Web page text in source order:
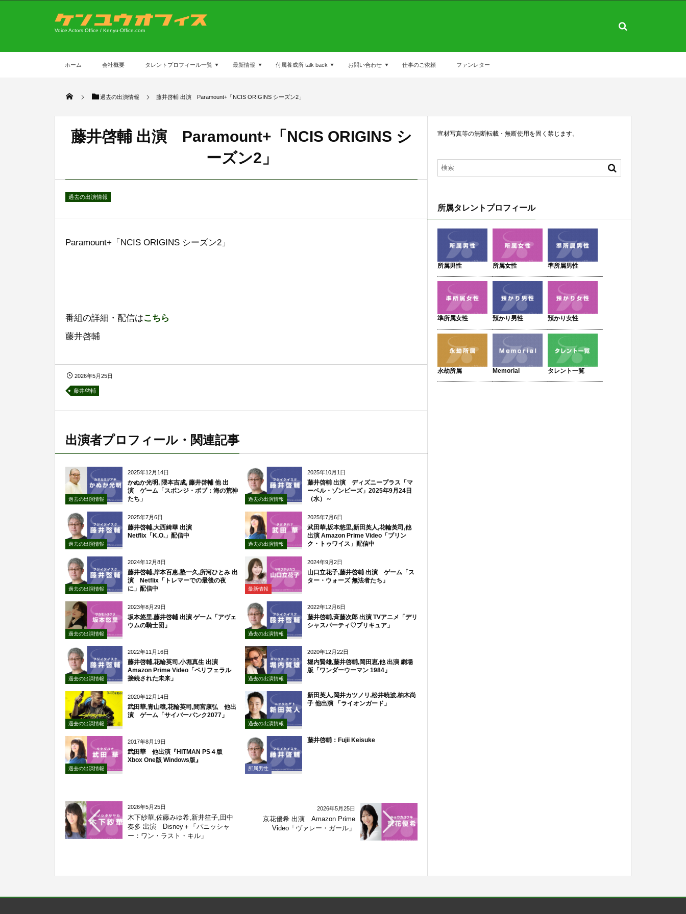
Voice Actors Office / Kenyu-Office.com
ホーム 会社概要 タレントプロフィール一覧 最新情報 付属養成所 talk back お問い合わせ 仕事のご依頼 ファンレター
過去の出演情報 藤井啓輔 出演 Paramount+「NCIS ORIGINS シーズン2」
藤井啓輔 出演 Paramount+「NCIS ORIGINS シ
ーズン2」
過去の出演情報
Paramount+「NCIS ORIGINS シーズン2」
番組の詳細・配信はこちら
藤井啓輔
2026年5月25日
藤井啓輔
出演者プロフィール・関連記事
2025年12月14日
過去の出演情報
かぬか光明, 隈本吉成, 藤井啓輔 他 出
演 ゲーム「スポンジ・ボブ：海の荒神
たち」
2025年10月1日
過去の出演情報
藤井啓輔 出演 ディズニープラス「マ
ーベル・ゾンビーズ」2025年9月24日
（水）～
2025年7月6日
過去の出演情報
藤井啓輔,大西綺華 出演
Netflix「K.O.」配信中
2025年7月6日
過去の出演情報
武田華,坂本悠里,新田英人,花輪英司,他
出演 Amazon Prime Video「ブリン
ク・トゥワイス」配信中
2024年12月8日
過去の出演情報
藤井啓輔,岸本百恵,塾一久,所河ひとみ 出
演 Netflix「トレマーでの最後の夜
に」配信中
2024年9月2日
最新情報
山口立花子,藤井啓輔 出演 ゲーム「ス
ター・ウォーズ 無法者たち」
2023年8月29日
過去の出演情報
坂本悠里,藤井啓輔 出演 ゲーム「アヴェ
ウムの騎士団」
2022年12月6日
過去の出演情報
藤井啓輔,斉藤次郎 出演 TVアニメ「デリ
シャスパーティ♡プリキュア」
2022年11月16日
過去の出演情報
藤井啓輔,花輪英司,小堀真生 出演
Amazon Prime Video「ペリフェラル
接続された未来」
2020年12月22日
過去の出演情報
堀内賢雄,藤井啓輔,岡田恵,他 出演 劇場
版「ワンダーウーマン 1984」
2020年12月14日
過去の出演情報
武田華,青山穣,花輪英司,間宮康弘 他出
演 ゲーム「サイバーパンク2077」
過去の出演情報
新田英人,岡井カツノリ,松井暁波,柚木尚
子 他出演 「ライオンガード」
2017年8月19日
過去の出演情報
武田華 他出演『HITMAN PS４版
Xbox One版 Windows版』
所属男性
藤井啓輔：Fujii Keisuke
2026年5月25日
木下紗華,佐藤みゆ希,新井笙子,田中
奏多 出演 Disney＋「パニッシャ
ー：ワン・ラスト・キル」
2026年5月25日
京花優希 出演 Amazon Prime
Video「ヴァレー・ガール」
宣材写真等の無断転載・無断使用を固く禁じます。
所属タレントプロフィール
所属男性 所属女性 準所属男性
準所属女性 預かり男性 預かり女性
永劫所属 Memorial タレント一覧